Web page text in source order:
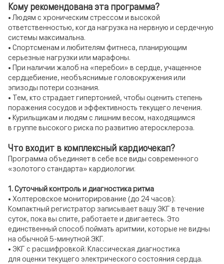
Кому рекомендована эта программа?
• Людям с хроническим стрессом и высокой
ответственностью, когда нагрузка на нервную и сердечную
системы максимальна.
• Спортсменам и любителям фитнеса, планирующим
серьезные нагрузки или марафоны.
• При наличии жалоб на «перебои» в сердце, учащенное
сердцебиение, необъяснимые головокружения или
эпизоды потери сознания.
• Тем, кто страдает гипертонией, чтобы оценить степень
поражения сосудов и эффективность текущего лечения.
• Курильщикам и людям с лишним весом, находящимся
в группе высокого риска по развитию атеросклероза.
Что входит в комплексный кардиочекап?
Программа объединяет в себе все виды современного
«золотого стандарта» кардиологии:
1. Суточный контроль и диагностика ритма
• Холтеровское мониторирование (до 24 часов):
Компактный регистратор записывает вашу ЭКГ в течение
суток, пока вы спите, работаете и двигаетесь. Это
единственный способ поймать аритмии, которые не видны
на обычной 5-минутной ЭКГ.
• ЭКГ с расшифровкой: Классическая диагностика
для оценки текущего электрического состояния сердца.